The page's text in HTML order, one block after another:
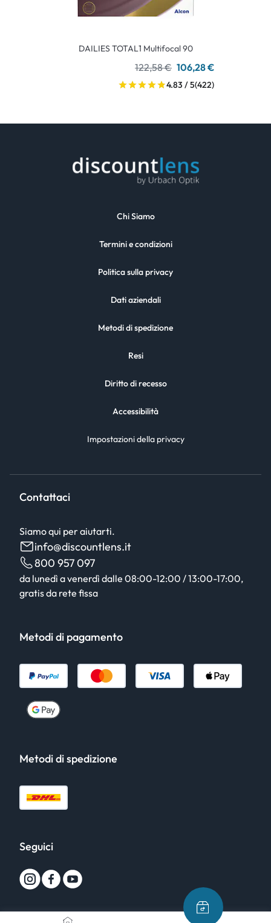
DAILIES TOTAL1 Multifocal 90
122,58 € 106,28 €
4.83 / 5(422)
Chi Siamo
Termini e condizioni
Politica sulla privacy
Dati aziendali
Metodi di spedizione
Resi
Diritto di recesso
Accessibilità
Impostazioni della privacy
Contattaci
Siamo qui per aiutarti.
info@discountlens.it
800 957 097
da lunedì a venerdì dalle 08:00-12:00 / 13:00-17:00,
gratis da rete fissa
Metodi di pagamento
Metodi di spedizione
Seguici